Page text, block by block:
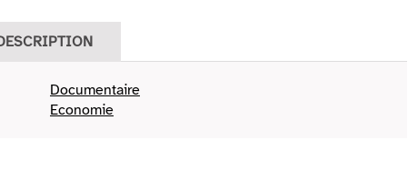
Documentaire
Economie